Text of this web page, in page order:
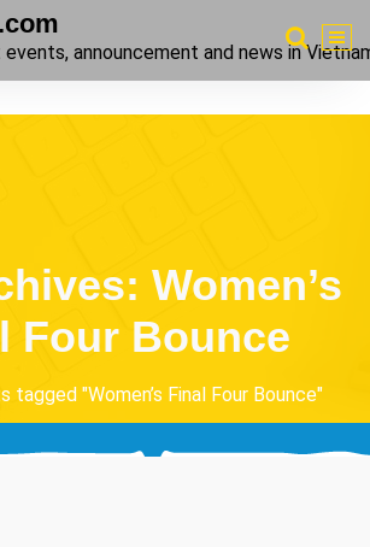
announcement and news in
Women’s
Four Bounce
tagged "Women’s Final Four Bounce"